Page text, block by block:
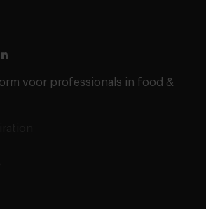
voor professionals in food &